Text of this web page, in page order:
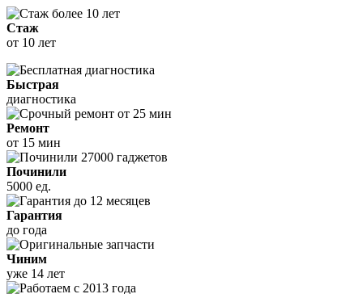
Стаж
от 10 лет
Быстрая
диагностика
Ремонт
от 15 мин
Починили
5000 ед.
Гарантия
до года
Чиним
уже 14 лет